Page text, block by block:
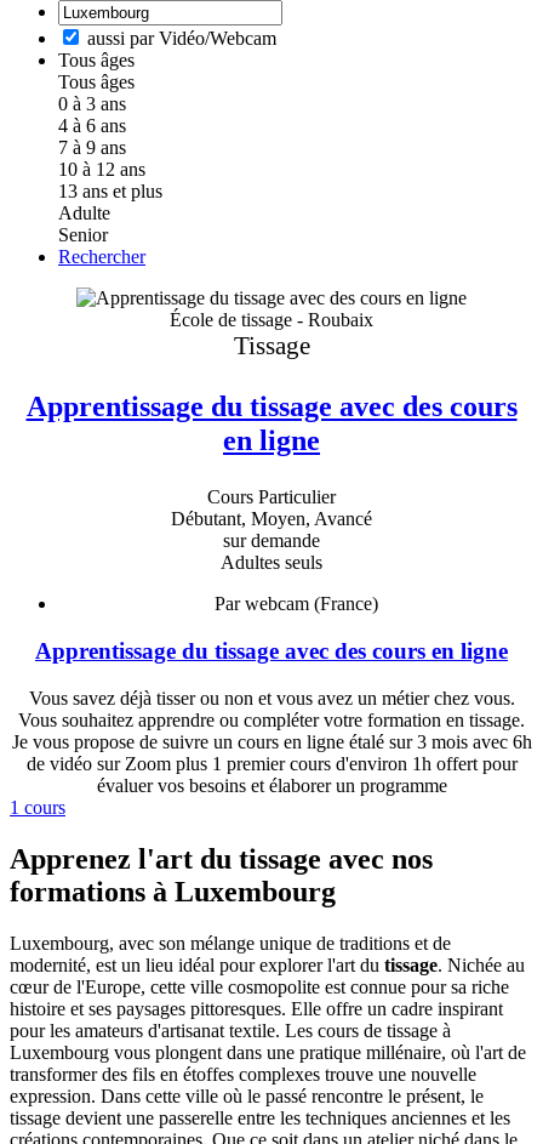
aussi par Vidéo/Webcam
Tous âges
Tous âges
0 à 3 ans
4 à 6 ans
7 à 9 ans
10 à 12 ans
13 ans et plus
Adulte
Senior
Rechercher
École de tissage - Roubaix
Tissage
Apprentissage du tissage avec des cours
en ligne
Cours Particulier
Débutant, Moyen, Avancé
sur demande
Adultes seuls
Par webcam (France)
Apprentissage du tissage avec des cours en ligne
Vous savez déjà tisser ou non et vous avez un métier chez vous.
Vous souhaitez apprendre ou compléter votre formation en tissage.
Je vous propose de suivre un cours en ligne étalé sur 3 mois avec 6h
de vidéo sur Zoom plus 1 premier cours d'environ 1h offert pour
évaluer vos besoins et élaborer un programme
1 cours
Apprenez l'art du tissage avec nos
formations à Luxembourg
Luxembourg, avec son mélange unique de traditions et de
modernité, est un lieu idéal pour explorer l'art du tissage. Nichée au
cœur de l'Europe, cette ville cosmopolite est connue pour sa riche
histoire et ses paysages pittoresques. Elle offre un cadre inspirant
pour les amateurs d'artisanat textile. Les cours de tissage à
Luxembourg vous plongent dans une pratique millénaire, où l'art de
transformer des fils en étoffes complexes trouve une nouvelle
expression. Dans cette ville où le passé rencontre le présent, le
tissage devient une passerelle entre les techniques anciennes et les
créations contemporaines. Que ce soit dans un atelier niché dans le